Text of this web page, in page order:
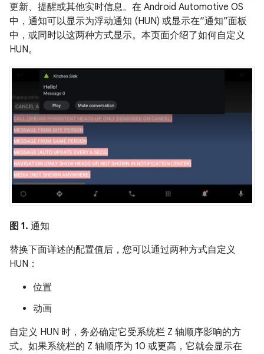
更新、提醒或其他实时信息。 在 Android Automotive OS
中，通知可以显示为浮动通知 (HUN) 或显示在“通知”面板
中，或同时以这两种方式显示。 本页面介绍了如何自定义
HUN。
图 1. 通知
替换下面详述的配置值后，您可以通过两种方式自定义
HUN：
位置
动画
自定义 HUN 时，务必确定它受系统栏 Z 轴顺序影响的方
式。如果系统栏的 Z 轴顺序为 10 或更高，它就会显示在